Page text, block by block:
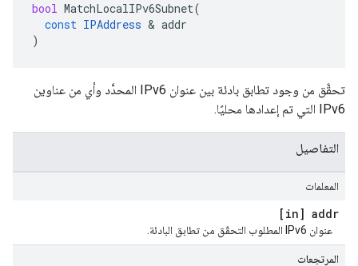
bool MatchLocalIPv6Subnet(
const IPAddress & addr
)
تحقَّق من وجود تطابق بادئة بين عنوان IPv6 المحدَّد وأي من عناوين
IPv6 التي تم إعدادها محليًا.
التفاصيل
المعلمات
[in] addr
عنوان IPv6 المطلوب التحقّق من تطابق البادئة.
المرتجعات